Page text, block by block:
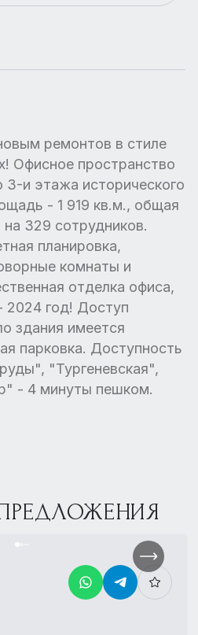
ремонтов в стиле
Офисное пространство
3-и этажа исторического
- 1 919 кв.м., общая
329 сотрудников.
планировка,
комнаты и
отделка офиса,
2024 год! Доступ
здания имеется
парковка. Доступность
"Тургеневская",
- 4 минуты пешком.